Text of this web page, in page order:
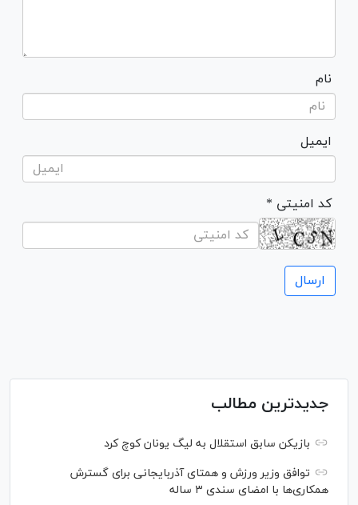
نام
ایمیل
* کد امنیتی
جدیدترین مطالب
بازیکن سابق استقلال به لیگ یونان کوچ کرد
توافق وزیر ورزش و همتای آذربایجانی برای گسترش
همکاری‌ها با امضای سندی ۳ ساله